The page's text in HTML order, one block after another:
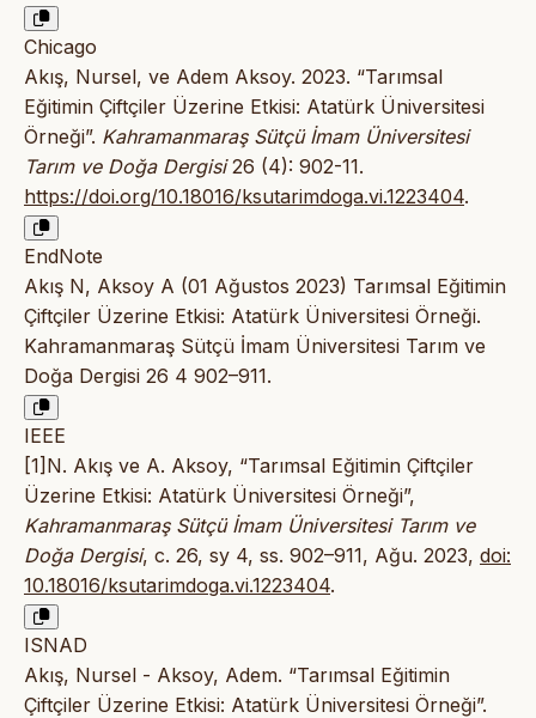
Chicago
Akış, Nursel, ve Adem Aksoy. 2023. “Tarımsal
Eğitimin Çiftçiler Üzerine Etkisi: Atatürk Üniversitesi
Örneği”. Kahramanmaraş Sütçü İmam Üniversitesi
Tarım ve Doğa Dergisi26 (4): 902-11.
https://doi.org/10.18016/ksutarimdoga.vi.1223404.
EndNote
Akış N, Aksoy A (01 Ağustos 2023) Tarımsal Eğitimin
Çiftçiler Üzerine Etkisi: Atatürk Üniversitesi Örneği.
Kahramanmaraş Sütçü İmam Üniversitesi Tarım ve
Doğa Dergisi 26 4 902–911.
IEEE
[1]N. Akış ve A. Aksoy, “Tarımsal Eğitimin Çiftçiler
Üzerine Etkisi: Atatürk Üniversitesi Örneği”,
Kahramanmaraş Sütçü İmam Üniversitesi Tarım ve
Doğa Dergisi, c. 26, sy 4, ss. 902–911, Ağu. 2023, doi:
10.18016/ksutarimdoga.vi.1223404.
ISNAD
Akış, Nursel - Aksoy, Adem. “Tarımsal Eğitimin
Çiftçiler Üzerine Etkisi: Atatürk Üniversitesi Örneği”.